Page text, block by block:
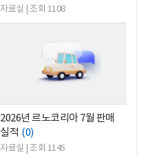
자료실 | 조회 1108
2026년 르노코리아 7월 판매
실적 (0)
자료실 | 조회 1145